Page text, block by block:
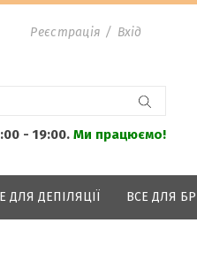
Реєстрація / Вхід
- 19:00. Ми працюємо!
ДЛЯ ДЕПІЛЯЦІЇ ВСЕ ДЛЯ